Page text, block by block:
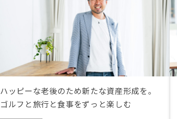
ハッピーな老後のため新たな資産形成を。
ゴルフと旅行と食事をずっと楽しむ